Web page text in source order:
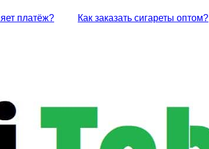
платёж? Как заказать сигареты оптом?